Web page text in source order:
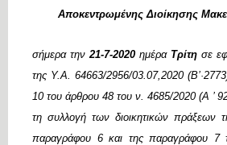
Αποκεντρωμένης Διοίκησης
σήμερα την 21-7-2020 ημέρα Τρίτη σε
της Υ.Α. 64663/2956/03.07,2020
10 του άρθρου 48 του ν. 4685/2020 (A ’
τη συλλογή των διοικητικών πράξεων
παραγράφου 6 και της παραγράφου 7